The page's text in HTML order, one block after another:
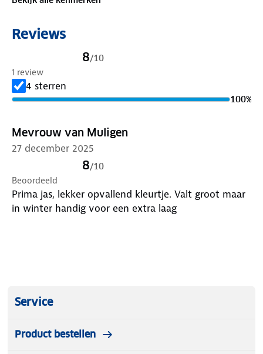
eenvoudig op in het bijgeleverde opbergzakje.
Reviews
8/10
1 review
4 sterren
100%
Mevrouw van Muligen
27 december 2025
8/10
Beoordeeld
Prima jas, lekker opvallend kleurtje. Valt groot maar
in winter handig voor een extra laag
Service
Product bestellen